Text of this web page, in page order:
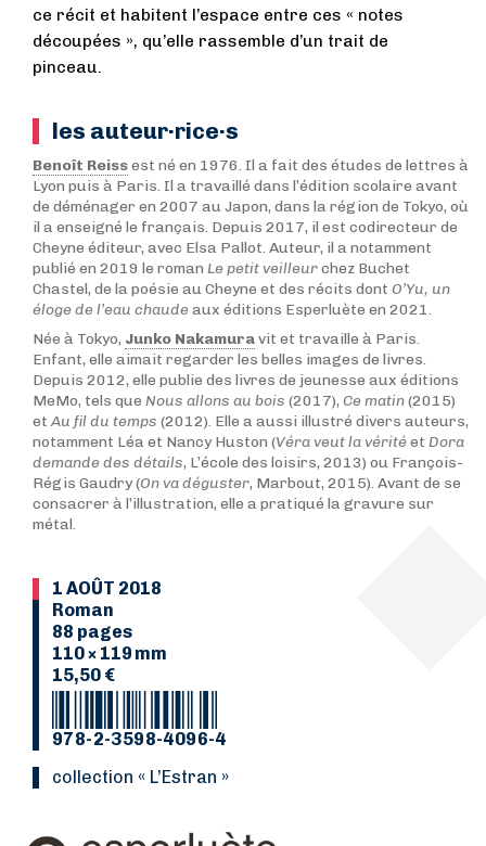
ce récit et habitent l’espace entre ces « notes
découpées », qu’elle rassemble d’un trait de
pinceau.
les auteur·rice·s
Benoît Reissest né en 1976. Il a fait des études de lettres à
Lyon puis à Paris. Il a travaillé dans l’édition scolaire avant
de déménager en 2007 au Japon, dans la région de Tokyo, où
il a enseigné le français. Depuis 2017, il est codirecteur de
Cheyne éditeur, avec Elsa Pallot. Auteur, il a notamment
publié en 2019 le roman Le petit veilleurchez Buchet
Chastel, de la poésie au Cheyne et des récits dont O’Yu, un
éloge de l’eau chaudeaux éditions Esperluète en 2021.
Née à Tokyo, Junko Nakamuravit et travaille à Paris.
Enfant, elle aimait regarder les belles images de livres.
Depuis 2012, elle publie des livres de jeunesse aux éditions
MeMo, tels que Nous allons au bois (2017), Ce matin(2015)
etAu fil du temps (2012). Elle a aussi illustré divers auteurs,
notamment Léa et Nancy Huston (Véra veut la véritéet Dora
demande des détails, L’école des loisirs, 2013) ou François-
Régis Gaudry (On va déguster, Marbout, 2015). Avant de se
consacrer à l’illustration, elle a pratiqué la gravure sur
métal.
1 AOÛT 2018
Roman
88 pages
110 × 119 mm
15,50 €
978-2-3598-4096-4
collection « L’Estran »